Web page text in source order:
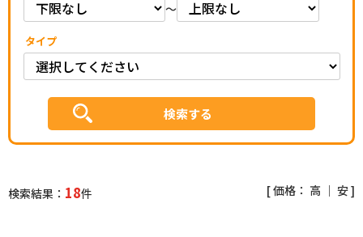
～
タイプ
検索結果： 18件 [ 価格： 高 ｜ 安]